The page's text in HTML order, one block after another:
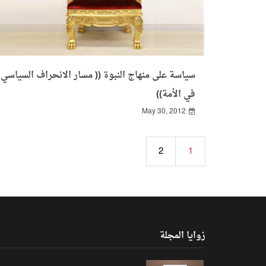
سياسة على منهاج النبوة (( مسار الانحراف السياسي
في الأمة))
May 30, 2012
1
2
زوايا المجلة